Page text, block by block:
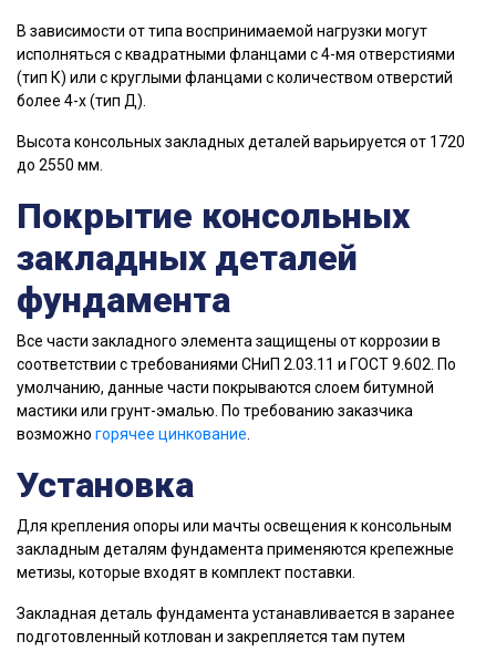
В зависимости от типа воспринимаемой нагрузки могут
исполняться с квадратными фланцами с 4-мя отверстиями
(тип К) или с круглыми фланцами с количеством отверстий
более 4-х (тип Д).
Высота консольных закладных деталей варьируется от 1720
до 2550 мм.
Покрытие консольных
закладных деталей
фундамента
Все части закладного элемента защищены от коррозии в
соответствии с требованиями СНиП 2.03.11 и ГОСТ 9.602. По
умолчанию, данные части покрываются слоем битумной
мастики или грунт-эмалью. По требованию заказчика
возможно горячее цинкование
Установка
Для крепления опоры или мачты освещения к консольным
закладным деталям фундамента применяются крепежные
метизы, которые входят в комплект поставки.
Закладная деталь фундамента устанавливается в заранее
подготовленный котлован и закрепляется там путем